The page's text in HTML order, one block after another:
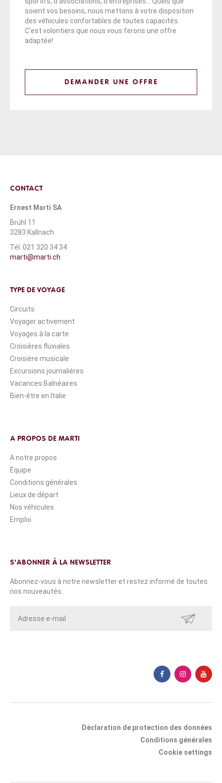
soient vos besoins, nous mettons à votre disposition
des véhicules confortables de toutes capacités.
C'est volontiers que nous vous ferons une offre
adaptée!
DEMANDER UNE OFFRE
CONTACT
Ernest Marti SA
Brühl 11
3283 Kallnach
Tél. 021 320 34 34
marti@marti.ch
TYPE DE VOYAGE
Circuits
Voyager activement
Voyages à la carte
Croisières fluviales
Croisière musicale
Excursions journalières
Vacances Balnéaires
Bien-être en Italie
A PROPOS DE MARTI
A notre propos
Équipe
Conditions générales
Lieux de départ
Nos véhicules
Emploi
S'ABONNER À LA NEWSLETTER
Abonnez-vous à notre newsletter et restez informé de toutes
nos nouveautés.
ENVOYER
Déclaration de protection des données
Conditions générales
Cookie settings